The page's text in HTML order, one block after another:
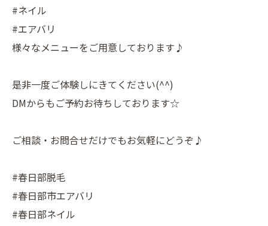
#ネイル
#エアバリ
様々なメニューをご用意しております♪
是非一度ご体験しにきてください(^^)
DMからもご予約お待ちしております☆
ご相談・お問合せだけでもお気軽にどうぞ♪
#春日部脱毛
#春日部市エアバリ
#春日部ネイル